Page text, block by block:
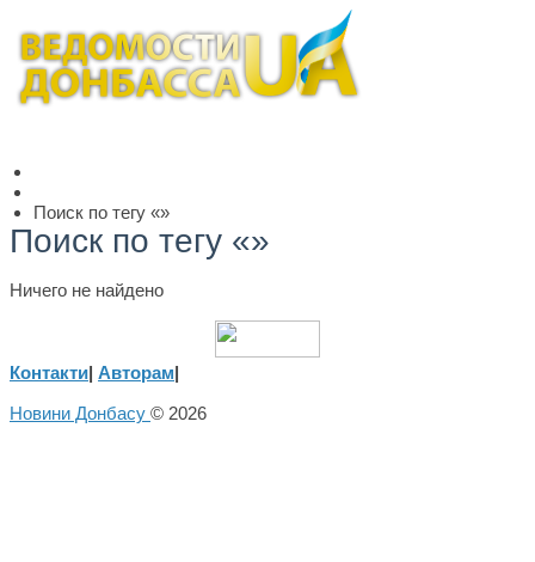
Поиск по тегу «»
Поиск по тегу «»
Ничего не найдено
Контакти| Авторам|
Новини Донбасу © 2026